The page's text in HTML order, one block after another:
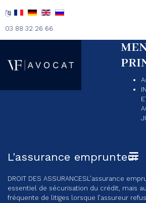
03 88 32 26 66
L'assurance emprunteur
DROIT DES ASSURANCESL’assurance
essentiel de sécurisation du crédit, mais
fréquente de litiges lorsque l’assureur